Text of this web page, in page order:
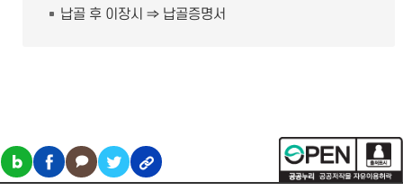
납골 후 이장시 ⇒ 납골증명서